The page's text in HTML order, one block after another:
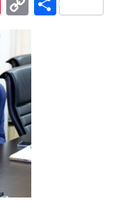
nt
er
e
st
p
y
Li
n
k